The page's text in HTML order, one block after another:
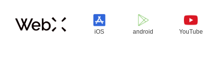
iOS android YouTube